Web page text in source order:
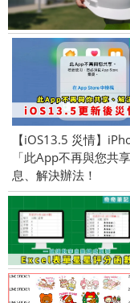
【iOS13.5 災情】
「此App不再與您共
息、解決辦法！